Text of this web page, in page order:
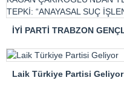
Laik Türkiye Partisi Geliyor